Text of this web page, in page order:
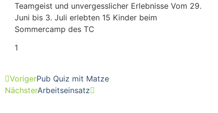
Teamgeist und unvergesslicher Erlebnisse Vom 29.
Juni bis 3. Juli erlebten 15 Kinder beim
Sommercamp des TC
VorigerPub Quiz mit Matze
NächsterArbeitseinsatz